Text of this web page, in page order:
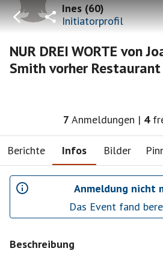
Ines(60)
Initiatorprofil
NUR DREI WORTE von
Smith vorher
7 Anmeldungen | 4
Berichte Infos Bilder
Anmeldung nicht
Das Event fand
Beschreibung